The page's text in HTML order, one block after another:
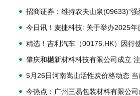
力体制改革，长三角一体化概念热股
招商证券：维持农夫山泉(09633)“强
评级 目标价55港元|热消息
今日讯！麦捷科技: 关于举办2025年
年第一季度网上业绩说明会的公告
精选！吉利汽车（00175.HK）因行
发行7.90万股
肇庆和樾新材料科技有限公司成立
500万人民币-焦点报道
5月26日河南嵩山活性炭价格动态 当
今热点：广州三易包装材料有限公